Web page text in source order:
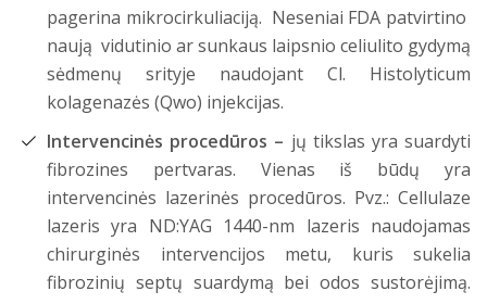
pagerina mikrocirkuliaciją. Neseniai FDA patvirtino
naują vidutinio ar sunkaus laipsnio celiulito gydymą
sėdmenų srityje naudojant Cl. Histolyticum
kolagenazės (Qwo) injekcijas.
Intervencinės procedūros – jų tikslas yra suardyti
fibrozines pertvaras. Vienas iš būdų yra
intervencinės lazerinės procedūros. Pvz.: Cellulaze
lazeris yra ND:YAG 1440-nm lazeris naudojamas
chirurginės intervencijos metu, kuris sukelia
fibrozinių septų suardymą bei odos sustorėjimą.